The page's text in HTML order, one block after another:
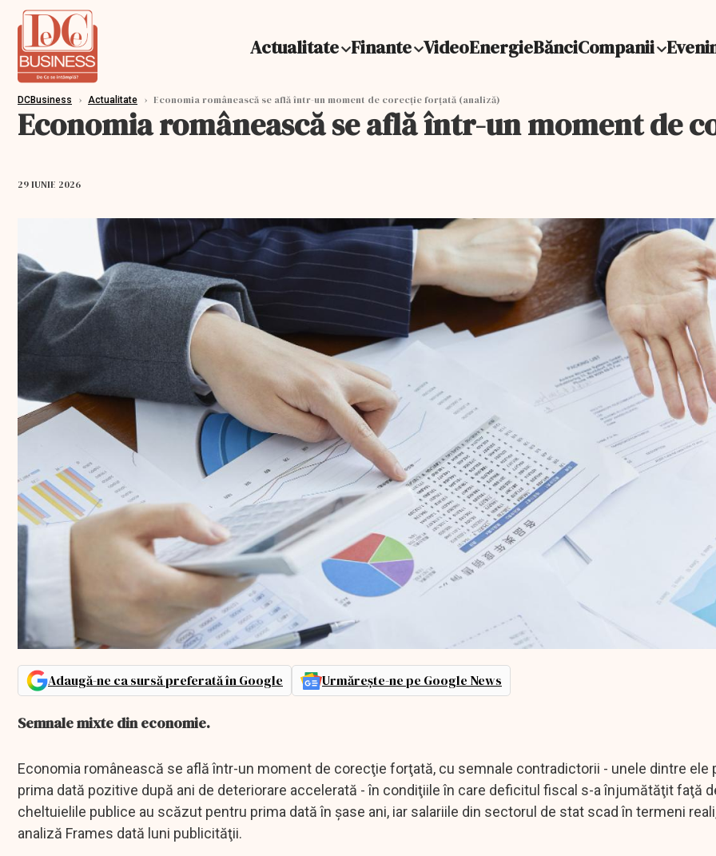
Actualitate Finante VideoEnergieBănciCompanii
DCBusiness › Actualitate › Economia românească se află într-un moment de corecţie forţată (analiză)
Economia românească se află într-un moment de
29 IUNIE 2026
Adaugă-ne ca sursă preferată în Google Urmărește-ne pe Google News
Semnale mixte din economie.
Economia românească se află într-un moment de corecţie forţată, cu semnale contradictorii - unele dintre ele
prima dată pozitive după ani de deteriorare accelerată - în condiţiile în care deficitul fiscal s-a înjumătăţit faţă
cheltuielile publice au scăzut pentru prima dată în şase ani, iar salariile din sectorul de stat scad în termeni
analiză Frames dată luni publicităţii.